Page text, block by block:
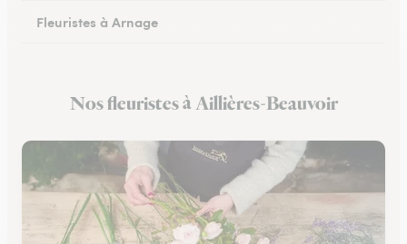
Fleuristes à Arnage
Fleuristes à Conlie
Nos fleuristes à Aillières-Beauvoir